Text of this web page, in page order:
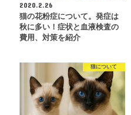
2020.2.26
猫の花粉症について。発症は
秋に多い！症状と血液検査の
費用、対策を紹介
猫について